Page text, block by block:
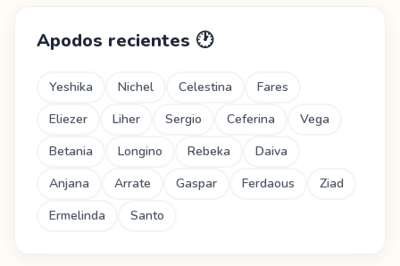
Apodos recientes 🕐
Yeshika Nichel Celestina
Fares
Eliezer
Liher Sergio Ceferina
Vega
Betania
Longino Rebeka
Daiva
Anjana
Arrate Gaspar Ferdaous
Ziad
Ermelinda
Santo